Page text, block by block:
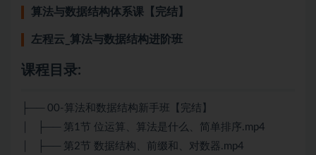
算法与数据结构体系课【完结】
左程云_算法与数据结构进阶班
课程目录:
├── 00-算法和数据结构新手班【完结】
│ ├── 第1节 位运算、算法是什么、简单排序.mp4
│ ├── 第2节 数据结构、前缀和、对数器.mp4